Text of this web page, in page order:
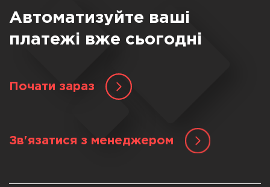
Автоматизуйте ваші
платежі вже сьогодні
Почати зараз
Зв'язатися з менеджером